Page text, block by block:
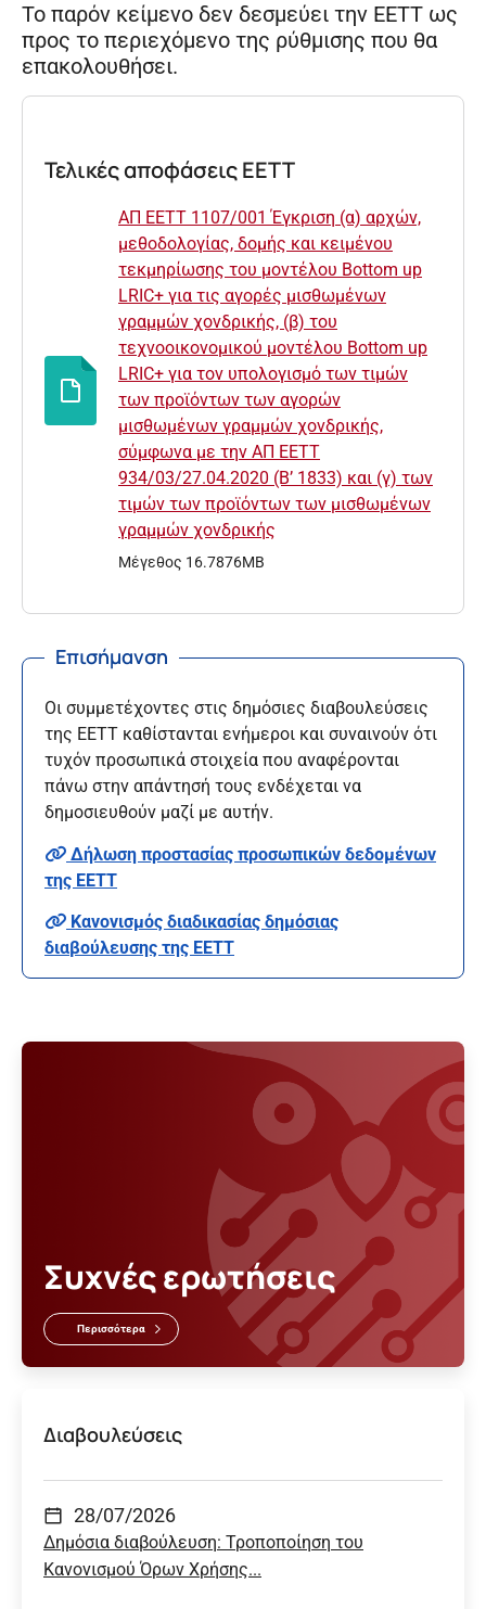
Το παρόν κείμενο δεν δεσμεύει την ΕΕΤΤ ως
προς το περιεχόμενο της ρύθμισης που θα
επακολουθήσει.
Τελικές αποφάσεις ΕΕΤΤ
ΑΠ ΕΕΤΤ 1107/001 Έγκριση (α) αρχών,
μεθοδολογίας, δομής και κειμένου
τεκμηρίωσης του μοντέλου Bottom up
LRIC+ για τις αγορές μισθωμένων
γραμμών χονδρικής, (β) του
τεχνοοικονομικού μοντέλου Bottom up
LRIC+ για τον υπολογισμό των τιμών
των προϊόντων των αγορών
μισθωμένων γραμμών χονδρικής,
σύμφωνα με την ΑΠ ΕΕΤΤ
934/03/27.04.2020 (Β’ 1833) και (γ) των
τιμών των προϊόντων των μισθωμένων
γραμμών χονδρικής
Μέγεθος 16.7876MB
Επισήμανση
Οι συμμετέχοντες στις δημόσιες διαβουλεύσεις
της ΕΕΤΤ καθίστανται ενήμεροι και συναινούν ότι
τυχόν προσωπικά στοιχεία που αναφέρονται
πάνω στην απάντησή τους ενδέχεται να
δημοσιευθούν μαζί με αυτήν.
Δήλωση προστασίας προσωπικών δεδομένων
της ΕΕΤΤ
Κανονισμός διαδικασίας δημόσιας
διαβούλευσης της ΕΕΤΤ
Συχνές ερωτήσεις
Περισσότερα
Διαβουλεύσεις
28/07/2026
Δημόσια διαβούλευση: Τροποποίηση του
Κανονισμού Όρων Χρήσης...